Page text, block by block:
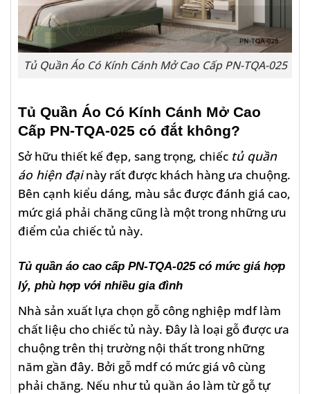
Tủ Quần Áo Có Kính Cánh Mở Cao Cấp PN-TQA-025
Tủ Quần Áo Có Kính Cánh Mở Cao
Cấp PN-TQA-025 có đắt không?
Sở hữu thiết kế đẹp, sang trọng, chiếc tủ quần
áo hiện đạinày rất được khách hàng ưa chuộng.
Bên cạnh kiểu dáng, màu sắc được đánh giá cao,
mức giá phải chăng cũng là một trong những ưu
điểm của chiếc tủ này.
Tủ quần áo cao cấp PN-TQA-025 có mức giá hợp
lý, phù hợp với nhiều gia đình
Nhà sản xuất lựa chọn gỗ công nghiệp mdf làm
chất liệu cho chiếc tủ này. Đây là loại gỗ được ưa
chuộng trên thị trường nội thất trong những
năm gần đây. Bởi gỗ mdf có mức giá vô cùng
phải chăng. Nếu như tủ quần áo làm từ gỗ tự